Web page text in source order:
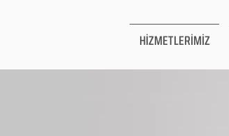
HİZMETLERİMİZ